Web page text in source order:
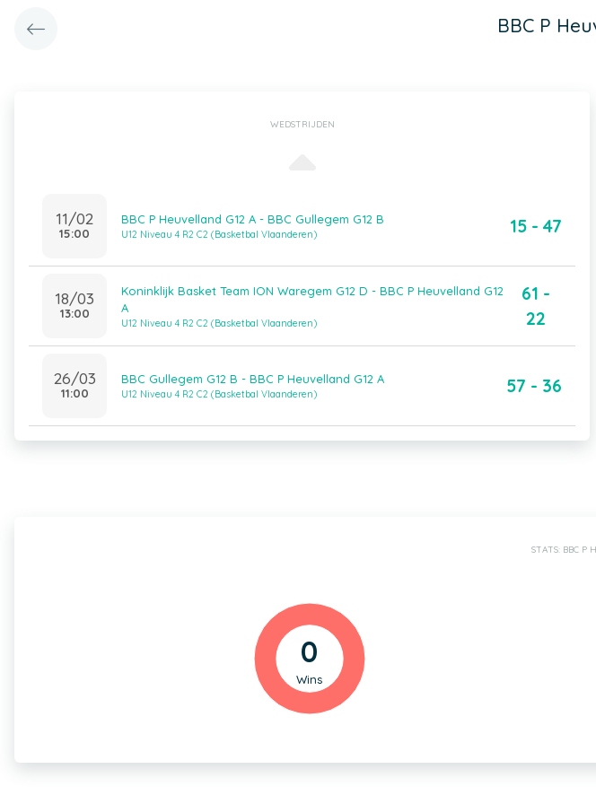
BBC P
WEDSTRIJDEN
11/02
15:00
BBC P Heuvelland G12 A - BBC Gullegem G12 B
U12 Niveau 4 R2 C2 (Basketbal Vlaanderen) 15 - 47
18/03
13:00
Koninklijk Basket Team ION Waregem G12 D - BBC P Heuvelland G12
A
U12 Niveau 4 R2 C2 (Basketbal Vlaanderen)
61 -
22
26/03
11:00
BBC Gullegem G12 B - BBC P Heuvelland G12 A
U12 Niveau 4 R2 C2 (Basketbal Vlaanderen) 57 - 36
STATS: BBC P
0
Wins